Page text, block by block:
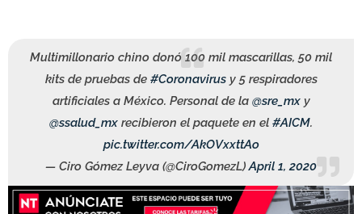
Multimillonario chino donó 100 mil mascarillas, 50 mil
kits de pruebas de #Coronavirusy 5 respiradores
artificiales a México. Personal de la @sre_mxy
@ssalud_mx recibieron el paquete en el #AICM.
pic.twitter.com/AkOVxxttAo
— Ciro Gómez Leyva (@CiroGomezL)April 1, 2020